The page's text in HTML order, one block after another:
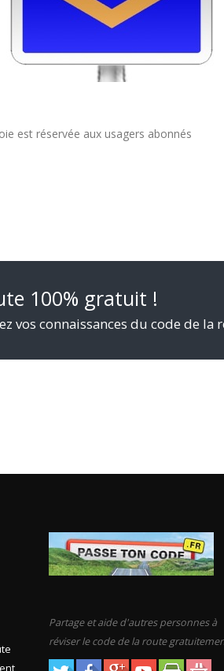
est réservée aux usagers abonnés
100% gratuit !
vos connaissances du code de la
Partage et aide d'autres personnes à
réviser le code de la route